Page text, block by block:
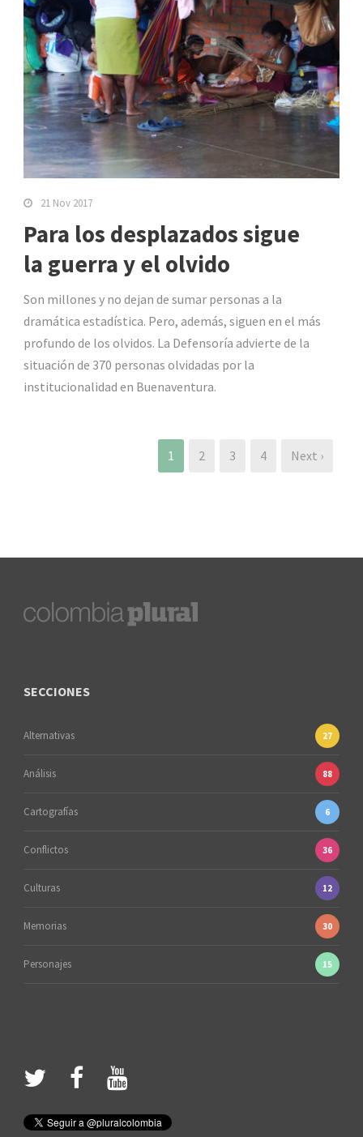
21 Nov 2017
Para los desplazados sigue
la guerra y el olvido
Son millones y no dejan de sumar personas a la
dramática estadística. Pero, además, siguen en el más
profundo de los olvidos. La Defensoría advierte de la
situación de 370 personas olvidadas por la
institucionalidad en Buenaventura.
1 2 3 4 Next ›
SECCIONES
Alternativas 27
Análisis 88
Cartografías 6
Conflictos 36
Culturas 12
Memorias 30
Personajes 15